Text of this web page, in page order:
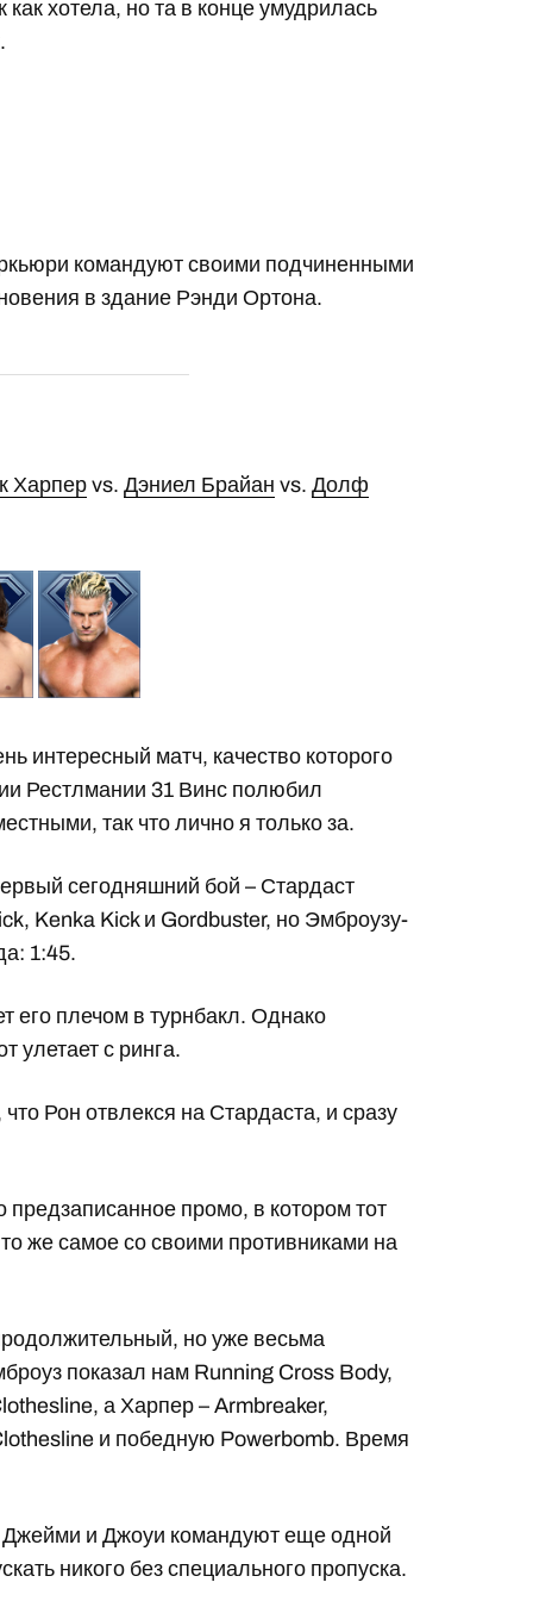
хотела, но та в конце умудрилась
командуют своими подчиненными
в здание Рэнди Ортона.
Харперvs.Дэниел Брайан vs.Долф
интересный матч, качество которого
Рестлмании 31 Винс полюбил
так что лично я только за.
сегодняшний бой – Стардаст
Kenka Kick и Gordbuster, но Эмброузу-
1:45.
его плечом в турнбакл. Однако
улетает с ринга.
Рон отвлекся на Стардаста, и сразу
промо, в котором тот
же самое со своими противниками на
но уже весьма
показал нам Running Cross Body,
а Харпер – Armbreaker,
и победную Powerbomb. Время
Джейми и Джоуи командуют еще одной
никого без специального пропуска.